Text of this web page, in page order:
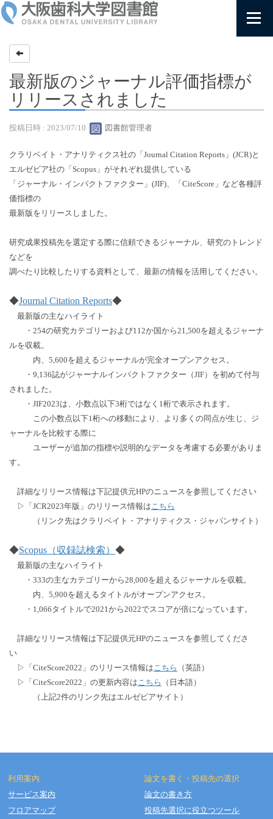
最新版のジャーナル評価指標が
リリースされました
投稿日時 : 2023/07/10 図書館管理者
クラリベイト・アナリティクス社の「Journal Citation Reports」(JCR)と
エルゼビア社の「Scopus」がそれぞれ提供している
「ジャーナル・インパクトファクター」(JIF)、「CiteScore」など各種評
価指標の
最新版をリリースしました。
研究成果投稿先を選定する際に信頼できるジャーナル、研究のトレンド
などを
調べたり比較したりする資料として、最新の情報を活用してください。
◆Journal Citation Reports◆
最新版の主なハイライト
・254の研究カテゴリーおよび112か国から21,500を超えるジャーナ
ルを収載。
内、5,600を超えるジャーナルが完全オープンアクセス。
・9,136誌がジャーナルインパクトファクター（JIF）を初めて付与
されました。
・JIF2023は、小数点以下3桁ではなく1桁で表示されます。
この小数点以下1桁への移動により、より多くの同点が生じ、ジ
ャーナルを比較する際に
ユーザーが追加の指標や説明的なデータを考慮する必要がありま
す。
詳細なリリース情報は下記提供元HPのニュースを参照してください
▷「JCR2023年版」のリリース情報は こちら
（リンク先はクラリベイト・アナリティクス・ジャパンサイト）
◆Scopus（収録誌検索） ◆
最新版の主なハイライト
・333の主なカテゴリーから28,000を超えるジャーナルを収載。
内、5,900を超えるタイトルがオープンアクセス。
・1,066タイトルで2021から2022でスコアが倍になっています。
詳細なリリース情報は下記提供元HPのニュースを参照してくださ
い
▷「CiteScore2022」のリリース情報は こちら
（英語）
▷「CiteScore2022」の更新内容は こちら
（日本語）
（上記2件のリンク先はエルゼビアサイト）
利用案内
サービス案内
フロアマップ
論文を書く・投稿先の選択
論文の書き方
投稿先選択に役立つツール
Copyright © OSAKA DENTAL UNIVERSITY LIBRARY All Rights Reserved.